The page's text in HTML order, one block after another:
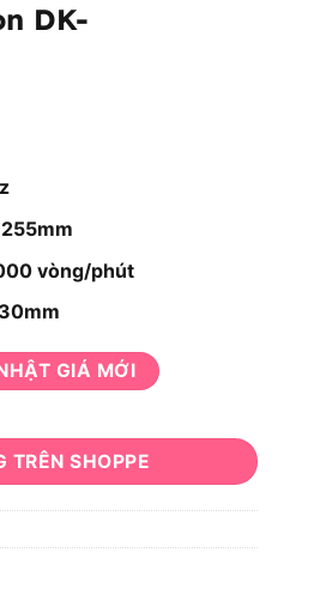
DK-
vòng/phút
GIÁ MỚI
số lượng
TRÊN SHOPPE